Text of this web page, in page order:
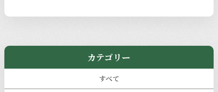
カテゴリー
すべて